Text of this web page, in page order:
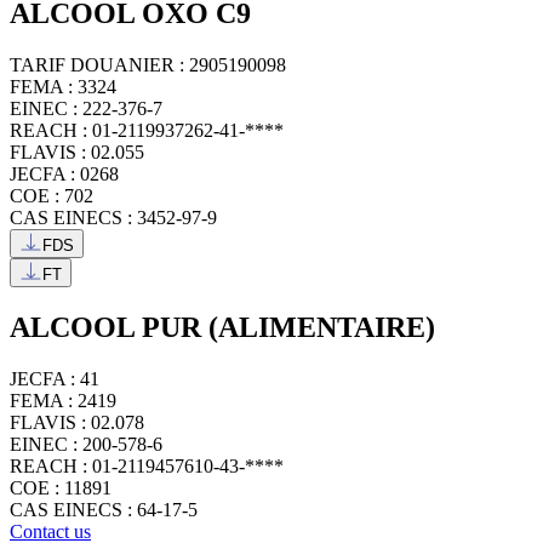
ALCOOL OXO C9
TARIF DOUANIER : 2905190098
FEMA : 3324
EINEC : 222-376-7
REACH : 01-2119937262-41-****
FLAVIS : 02.055
JECFA : 0268
COE : 702
CAS EINECS : 3452-97-9
FDS
FT
ALCOOL PUR (ALIMENTAIRE)
JECFA : 41
FEMA : 2419
FLAVIS : 02.078
EINEC : 200-578-6
REACH : 01-2119457610-43-****
COE : 11891
CAS EINECS : 64-17-5
Contact us